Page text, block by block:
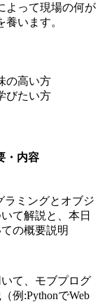
よって現場の何が
います。
の高い方
びたい方
・内容
ラミングとオブジ
て解説と、本日
の概要説明
て、モブプログ
例:PythonでWeb